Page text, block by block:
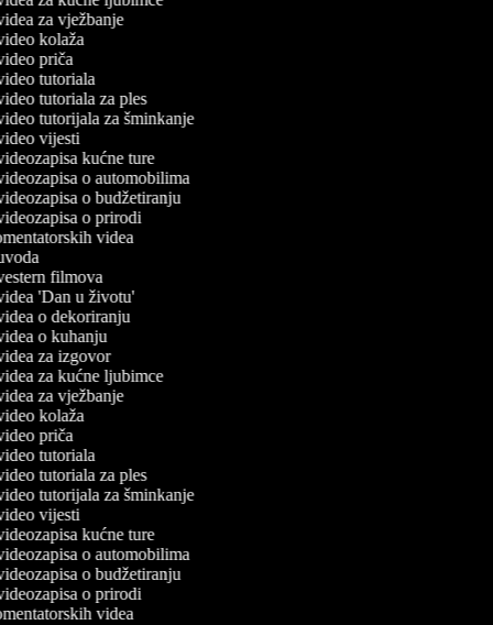
za vježbanje
kolaža
priča
tutoriala
tutoriala za ples
tutorijala za šminkanje
vijesti
kućne ture
o automobilima
o budžetiranju
o prirodi
videa
filmova
'Dan u životu'
o dekoriranju
o kuhanju
za izgovor
za kućne ljubimce
za vježbanje
kolaža
priča
tutoriala
tutoriala za ples
tutorijala za šminkanje
vijesti
kućne ture
o automobilima
o budžetiranju
o prirodi
videa